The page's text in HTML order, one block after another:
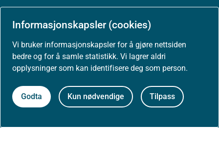
Informasjonskapsler (cookies)
Vi bruker informasjonskapsler for å gjøre nettsiden
bedre og for å samle statistikk. Vi lagrer aldri
opplysninger som kan identifisere deg som person.
Godta Kun nødvendige Tilpass
Presse